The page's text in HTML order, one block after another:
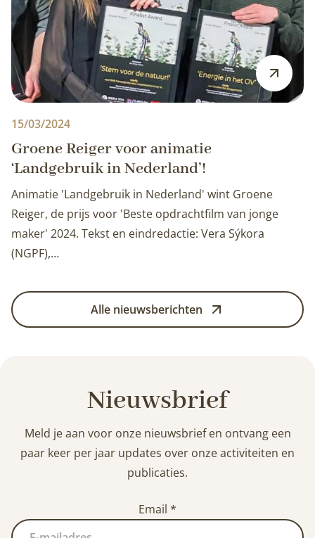
15/03/2024
Groene Reiger voor animatie
‘Landgebruik in Nederland’!
Animatie 'Landgebruik in Nederland' wint Groene
Reiger, de prijs voor 'Beste opdrachtfilm van jonge
maker' 2024. Tekst en eindredactie: Vera Sýkora
(NGPF),…
Alle nieuwsberichten
Nieuwsbrief
Meld je aan voor onze nieuwsbrief en ontvang een
paar keer per jaar updates over onze activiteiten en
publicaties.
Email *